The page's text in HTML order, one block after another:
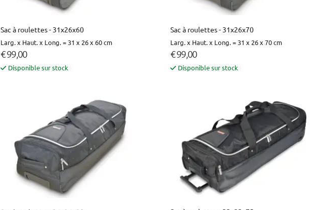
Sac à roulettes - 31x26x60
Larg. x Haut. x Long. = 31 x 26 x 60 cm
€ 99,00
Disponible sur stock
Sac à roulettes - 31x26x70
Larg. x Haut. x Long. = 31 x 26 x 70 cm
€ 99,00
Disponible sur stock